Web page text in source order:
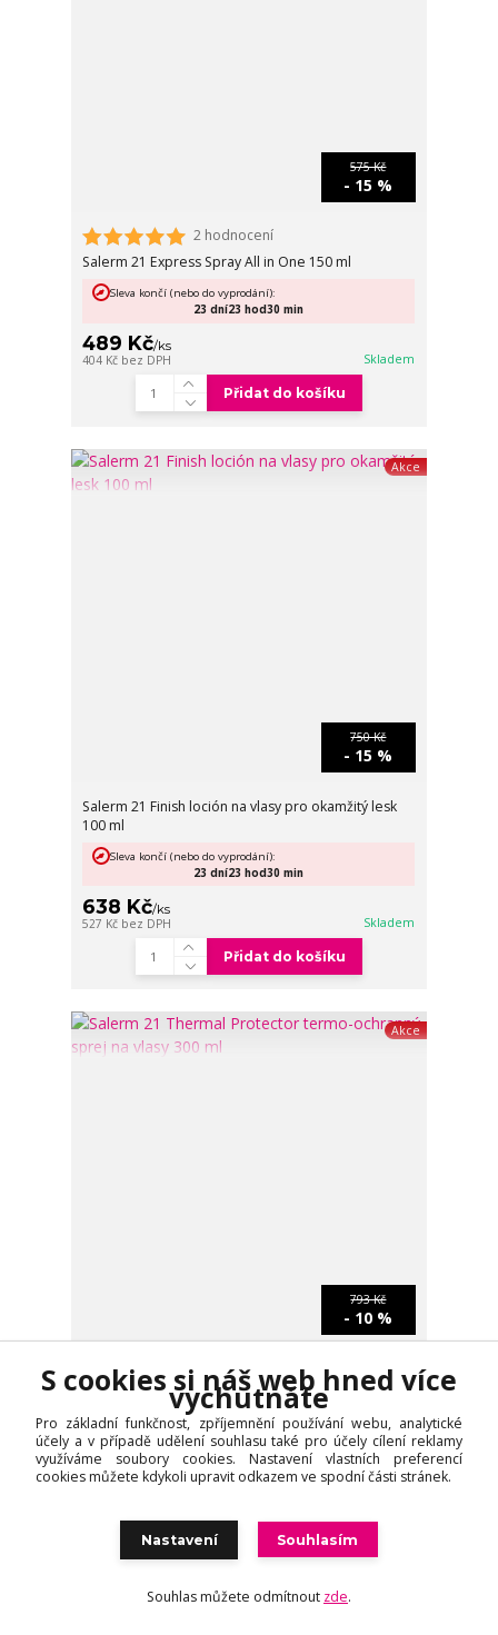
575 Kč
- 15 %
2 hodnocení
Salerm 21 Express Spray All in One 150 ml
489 Kč/ks
404 Kč bez DPH Skladem
Sleva končí (nebo do vyprodání):
23 dní23 hod30 min
Přidat do košíku
Akce
750 Kč
- 15 %
Salerm 21 Finish loción na vlasy pro okamžitý lesk
100 ml
638 Kč/ks
527 Kč bez DPH Skladem
Sleva končí (nebo do vyprodání):
23 dní23 hod30 min
Přidat do košíku
Akce
793 Kč
- 10 %
1 hodnocení
Salerm 21 Thermal Protector termo-ochranný sprej
na vlasy 300 ml
Sleva končí (nebo do vyprodání):
24 dní04 hod31min
Přidat do košíku
S cookies si náš web hned více
vychutnáte
Pro základní funkčnost, zpříjemnění používání webu, analytické
účely a v případě udělení souhlasu také pro účely cílení reklamy
využíváme soubory cookies. Nastavení vlastních preferencí
cookies můžete kdykoli upravit odkazem ve spodní části stránek.
Nastavení Souhlasím
Souhlas můžete odmítnout zde.